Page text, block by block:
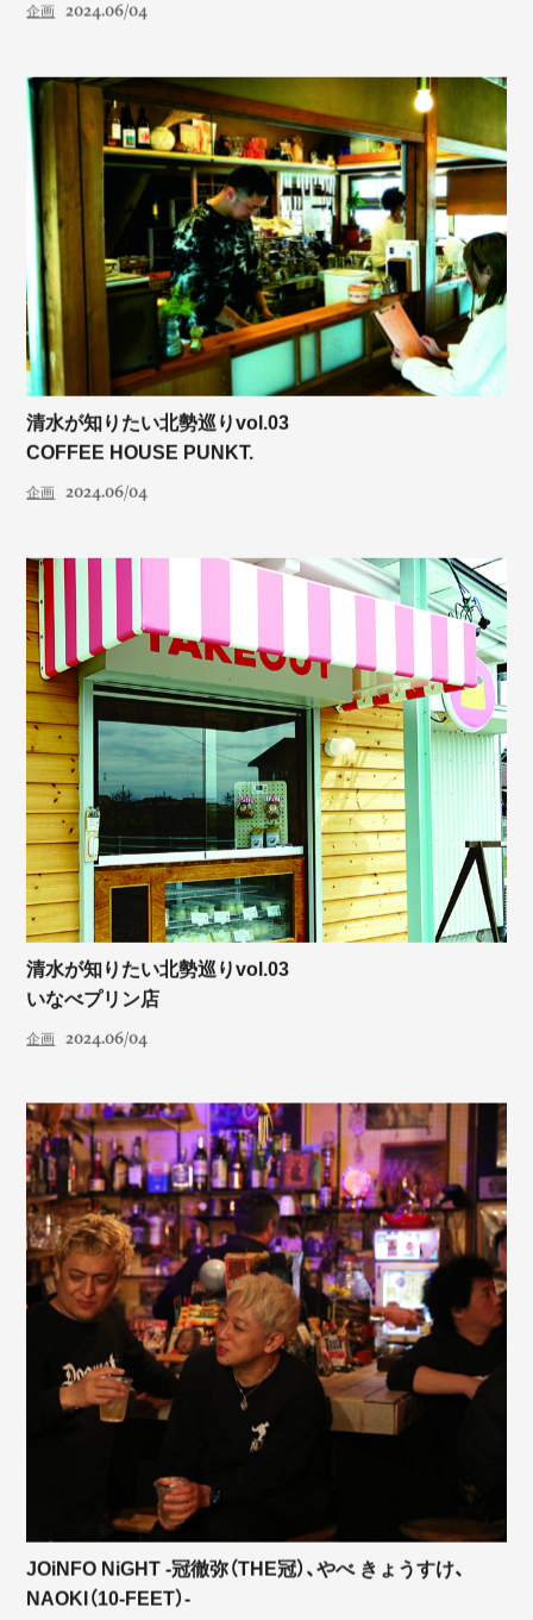
企画 2024.06/04
清水が知りたい北勢巡りvol.03
COFFEE HOUSE PUNKT.
企画 2024.06/04
清水が知りたい北勢巡りvol.03
いなべプリン店
企画 2024.06/04
JOiNFO NiGHT -冠徹弥（THE冠）、やべ きょうすけ、
NAOKI（10-FEET）-